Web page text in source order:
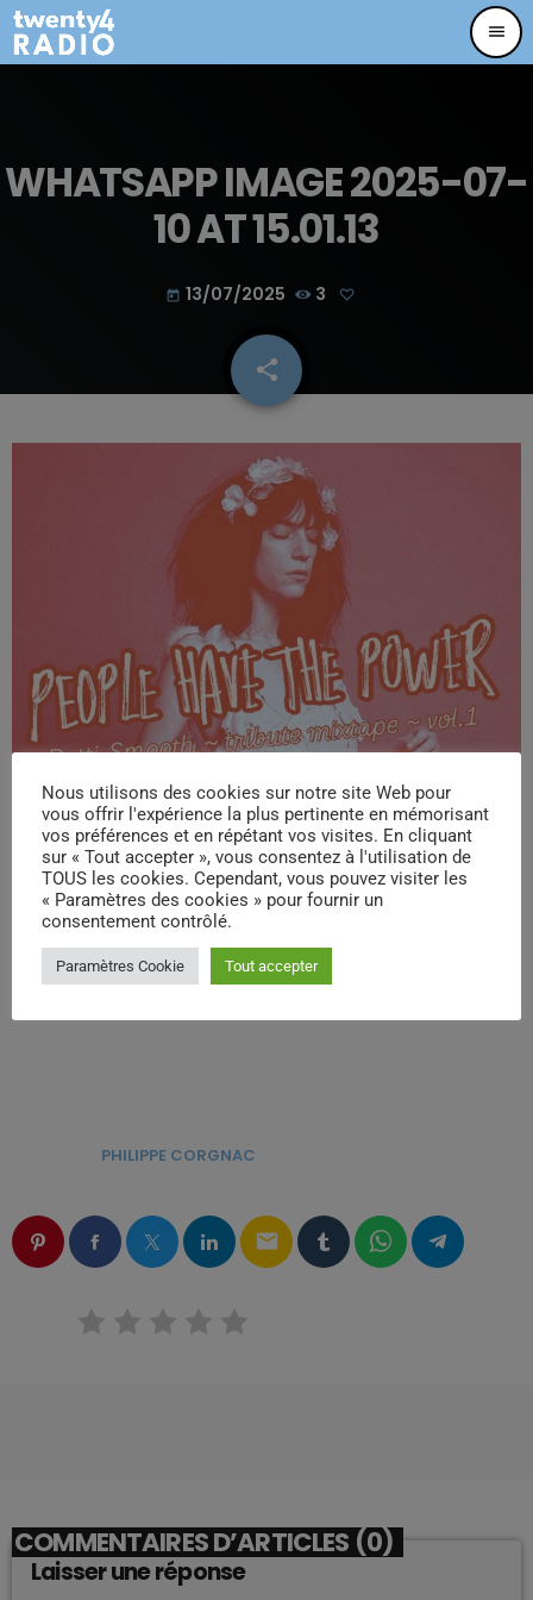
menu
WHATSAPP IMAGE 2025-07-
10 AT 15.01.13
today 13/07/2025 3
share
email
PHILIPPE CORGNAC
email
COMMENTAIRES D’ARTICLES (0)
Laisser une réponse
Nous utilisons des cookies sur notre site Web pour
vous offrir l'expérience la plus pertinente en mémorisant
vos préférences et en répétant vos visites. En cliquant
sur « Tout accepter », vous consentez à l'utilisation de
TOUS les cookies. Cependant, vous pouvez visiter les
« Paramètres des cookies » pour fournir un
consentement contrôlé.
Paramètres Cookie Tout accepter